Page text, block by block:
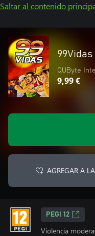
Saltar al contenido
99Vidas
QUByte
9,99 €
AGREGAR A
PEGI 12
Violencia